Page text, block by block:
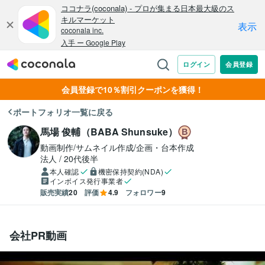
会員登録で10％割引クーポンを獲得！
ポートフォリオ一覧に戻る
馬場 俊輔（BABA Shunsuke）
動画制作/サムネイル作成/企画・台本作成
法人
20代後半
本人確認
機密保持契約(NDA)
インボイス発行事業者
販売実績20 評価 4.9 フォロワー9
会社PR動画